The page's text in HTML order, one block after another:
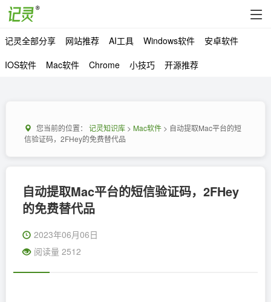
记灵全部分享 网站推荐 AI工具 Windows软件
安卓软件
IOS软件
Mac软件 Chrome 小技巧 开源推荐
您当前的位置： 记灵知识库> Mac软件> 自动提取Mac平台的短
信验证码，2FHey的免费替代品
自动提取Mac平台的短信验证码，2FHey
的免费替代品
2023年06月06日
阅读量 2512